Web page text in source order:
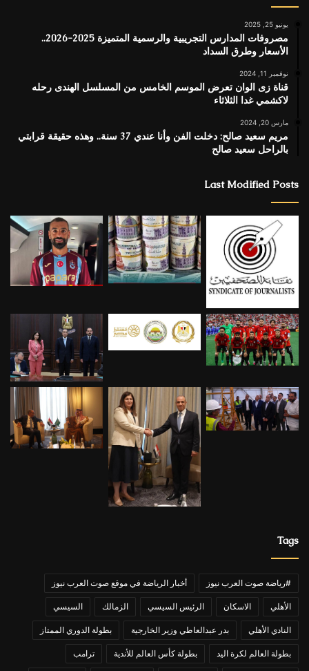
يونيو 25, 2025
مصروفات المدارس التجريبية والرسمية المتميزة 2025-2026..
الأسعار وطرق السداد
نوفمبر 11, 2024
قناة زى الوان تعرض الموسم الخامس من المسلسل الهندى رحله
لاكشمي غدا الثلاثاء
مارس 20, 2024
مريم سعيد صالح: دخلت الفن وأنا عندي 37 سنة.. وهذه حقيقة قرابتي
بالراحل سعيد صالح
Last Modified Posts
Tags
#رياضة صوت العرب نيوز أخبار الرياضة في موقع صوت العرب نيوز
الأهلي الاسكان الرئيس السيسي الزمالك السيسي
النادي الأهلي بدر عبدالعاطي وزير الخارجية بطولة الدوري الممتاز
بطولة العالم لكرة اليد بطولة كأس العالم للأندية ترامب